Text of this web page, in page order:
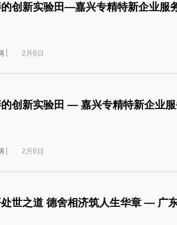
创新实验田—嘉兴专精特新企业服
2月6日
创新实验田 — 嘉兴专精特新企业服
2月6日
世之道 德舍相济筑人生华章 — 广